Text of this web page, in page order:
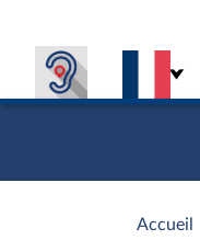
Accueil
d'accueil